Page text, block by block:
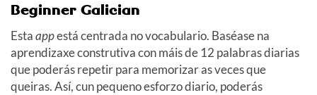
Beginner Galician
Estaappestá centrada no vocabulario. Baséase na
aprendizaxe construtiva con máis de 12 palabras diarias
que poderás repetir para memorizar as veces que
queiras. Así, cun pequeno esforzo diario, poderás